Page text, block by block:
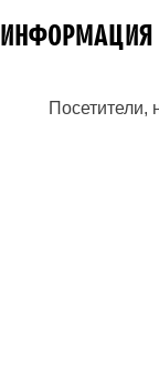
ИНФОРМАЦИЯ
Посетители,